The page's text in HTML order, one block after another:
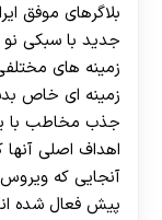
بلاگرهای موفق
جدید با سبکی نو
زمینه های
زمینه ای خاص
جذب مخاطب با
اهداف اصلی
آنجایی که ویروس
پیش فعال شده